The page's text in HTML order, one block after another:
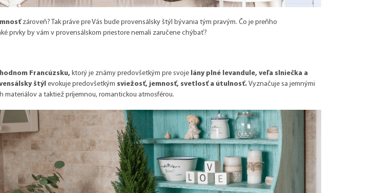
zároveň? Tak práve pre Vás bude provensálsky štýl bývania tým pravým. Čo je preňho
prvky by vám v provensálskom priestore nemali zaručene chýbať?
Francúzsku, ktorý je známy predovšetkým pre svoje lány plné levandule, veľa slniečka a
štýl evokuje predovšetkým sviežosť, jemnosť, svetlosť a útulnosť. Vyznačuje sa jemnými
a taktiež príjemnou, romantickou atmosférou.